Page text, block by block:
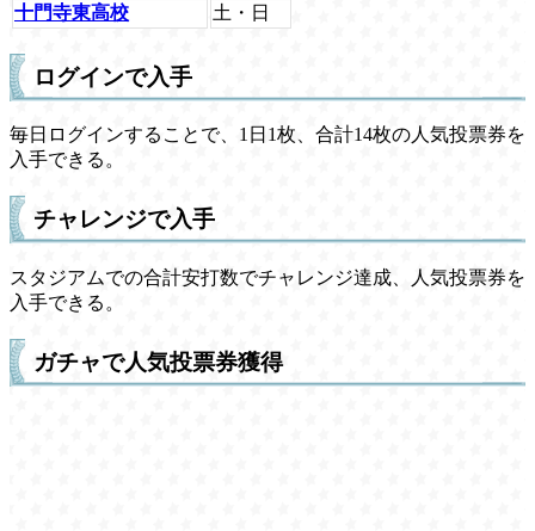
十門寺東高校
土・日
ログインで入手
毎日ログインすることで、1日1枚、合計14枚の人気投票券を
入手できる。
チャレンジで入手
スタジアムでの合計安打数でチャレンジ達成、人気投票券を
入手できる。
ガチャで人気投票券獲得